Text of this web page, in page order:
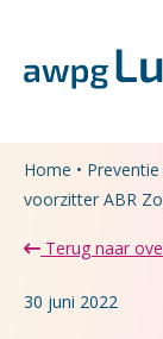
Home •
voorzitter ABR
Terug naar
30 juni 2022